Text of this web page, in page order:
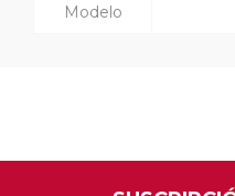
Modelo